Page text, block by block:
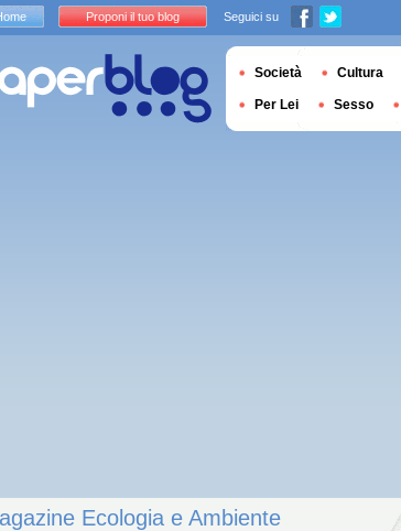
Ecologia e Ambiente
Proponi il tuo blog Seguici su
Società Cultura
Per Lei Sesso